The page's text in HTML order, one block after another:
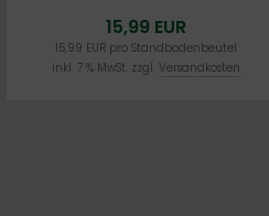
15,99 EUR
15,99 EUR pro Standbodenbeutel
inkl. 7 % MwSt. zzgl.Versandkosten